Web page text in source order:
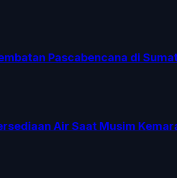
Pascabencana di
Air Saat Musim